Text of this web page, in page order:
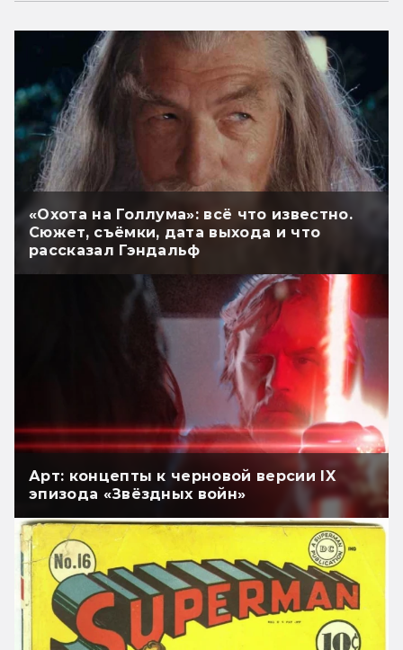
«Охота на Голлума»: всё что известно.
Сюжет, съёмки, дата выхода и что
рассказал Гэндальф
Арт: концепты к черновой версии IX
эпизода «Звёздных войн»